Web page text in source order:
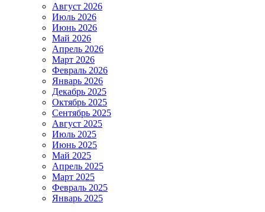
Август 2026
Июль 2026
Июнь 2026
Май 2026
Апрель 2026
Март 2026
Февраль 2026
Январь 2026
Декабрь 2025
Октябрь 2025
Сентябрь 2025
Август 2025
Июль 2025
Июнь 2025
Май 2025
Апрель 2025
Март 2025
Февраль 2025
Январь 2025